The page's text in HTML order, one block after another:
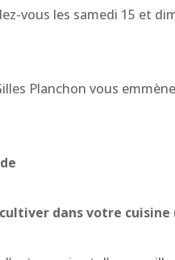
vous les samedi 15 et
Planchon vous
dans votre cuisine